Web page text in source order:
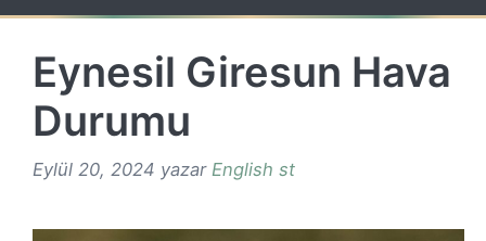
Eynesil Giresun Hava
Durumu
Eylül 20, 2024 yazar English st